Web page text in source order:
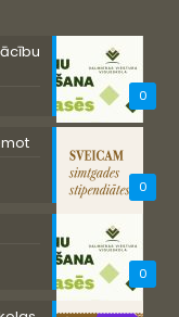
0
0
0